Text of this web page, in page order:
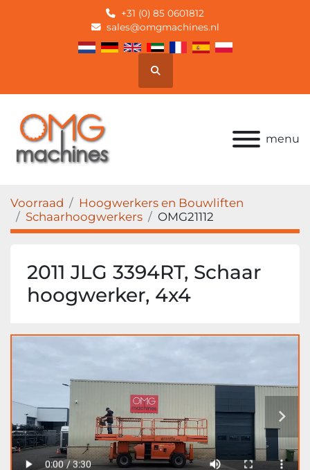
+31 (0) 85 0601812
sales@omgmachines.nl
Zoek
menu
Voorraad
Hoogwerkers en Bouwliften
Schaarhoogwerkers
OMG21112
2011 JLG 3394RT, Schaar
hoogwerker, 4x4